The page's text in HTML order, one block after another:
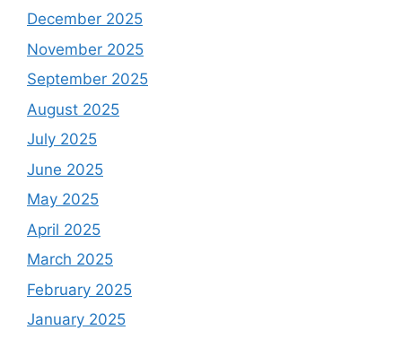
December 2025
November 2025
September 2025
August 2025
July 2025
June 2025
May 2025
April 2025
March 2025
February 2025
January 2025